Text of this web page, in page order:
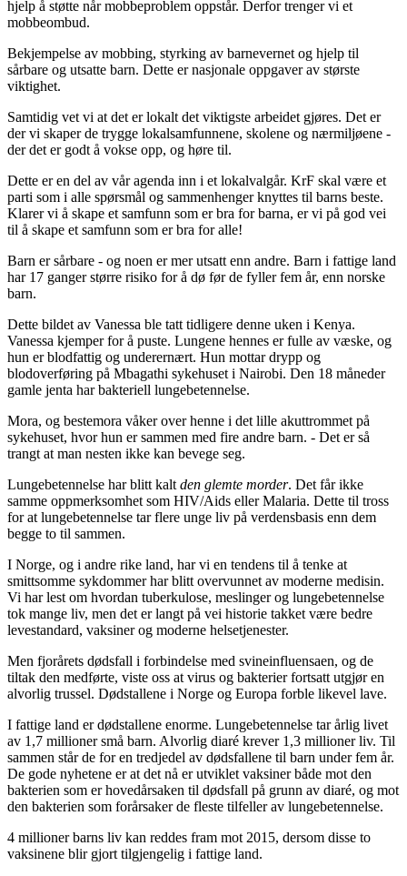
hjelp å støtte når mobbeproblem oppstår. Derfor trenger vi et
mobbeombud.
Bekjempelse av mobbing, styrking av barnevernet og hjelp til
sårbare og utsatte barn. Dette er nasjonale oppgaver av største
viktighet.
Samtidig vet vi at det er lokalt det viktigste arbeidet gjøres. Det er
der vi skaper de trygge lokalsamfunnene, skolene og nærmiljøene -
der det er godt å vokse opp, og høre til.
Dette er en del av vår agenda inn i et lokalvalgår. KrF skal være et
parti som i alle spørsmål og sammenhenger knyttes til barns beste.
Klarer vi å skape et samfunn som er bra for barna, er vi på god vei
til å skape et samfunn som er bra for alle!
Barn er sårbare - og noen er mer utsatt enn andre. Barn i fattige land
har 17 ganger større risiko for å dø før de fyller fem år, enn norske
barn.
Dette bildet av Vanessa ble tatt tidligere denne uken i Kenya.
Vanessa kjemper for å puste. Lungene hennes er fulle av væske, og
hun er blodfattig og underernært. Hun mottar drypp og
blodoverføring på Mbagathi sykehuset i Nairobi. Den 18 måneder
gamle jenta har bakteriell lungebetennelse.
Mora, og bestemora våker over henne i det lille akuttrommet på
sykehuset, hvor hun er sammen med fire andre barn. - Det er så
trangt at man nesten ikke kan bevege seg.
Lungebetennelse har blitt kalt den glemte morder. Det får ikke
samme oppmerksomhet som HIV/Aids eller Malaria. Dette til tross
for at lungebetennelse tar flere unge liv på verdensbasis enn dem
begge to til sammen.
I Norge, og i andre rike land, har vi en tendens til å tenke at
smittsomme sykdommer har blitt overvunnet av moderne medisin.
Vi har lest om hvordan tuberkulose, meslinger og lungebetennelse
tok mange liv, men det er langt på vei historie takket være bedre
levestandard, vaksiner og moderne helsetjenester.
Men fjorårets dødsfall i forbindelse med svineinfluensaen, og de
tiltak den medførte, viste oss at virus og bakterier fortsatt utgjør en
alvorlig trussel. Dødstallene i Norge og Europa forble likevel lave.
I fattige land er dødstallene enorme. Lungebetennelse tar årlig livet
av 1,7 millioner små barn. Alvorlig diaré krever 1,3 millioner liv. Til
sammen står de for en tredjedel av dødsfallene til barn under fem år.
De gode nyhetene er at det nå er utviklet vaksiner både mot den
bakterien som er hovedårsaken til dødsfall på grunn av diaré, og mot
den bakterien som forårsaker de fleste tilfeller av lungebetennelse.
4 millioner barns liv kan reddes fram mot 2015, dersom disse to
vaksinene blir gjort tilgjengelig i fattige land.